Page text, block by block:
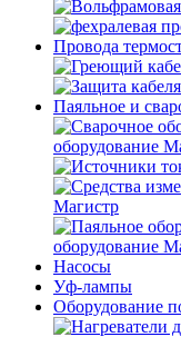
Провода
Паяльное и
оборудование
Магистр
оборудование
Насосы
Уф-лампы
Оборудование